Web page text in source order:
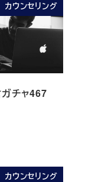
カウンセリング
チャ467
カウンセリング